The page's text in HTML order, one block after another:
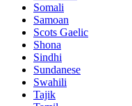
Somali
Samoan
Scots Gaelic
Shona
Sindhi
Sundanese
Swahili
Tajik